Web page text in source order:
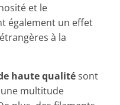
et le
également un effet
à la
haute qualitésont
multitude